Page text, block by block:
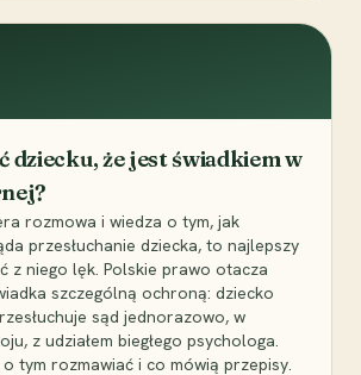
dziecku, że jest świadkiem w
rozmowa i wiedza o tym, jak
przesłuchanie dziecka, to najlepszy
z niego lęk. Polskie prawo otacza
szczególną ochroną: dziecko
sąd jednorazowo, w
z udziałem biegłego psychologa.
o tym rozmawiać i co mówią przepisy.